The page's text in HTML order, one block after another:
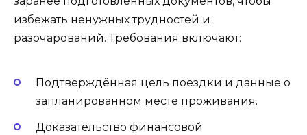
избежать ненужных трудностей и
разочарований. Требования включают:
Подтверждённая цель поездки и данные о
запланированном месте проживания.
Доказательство финансовой